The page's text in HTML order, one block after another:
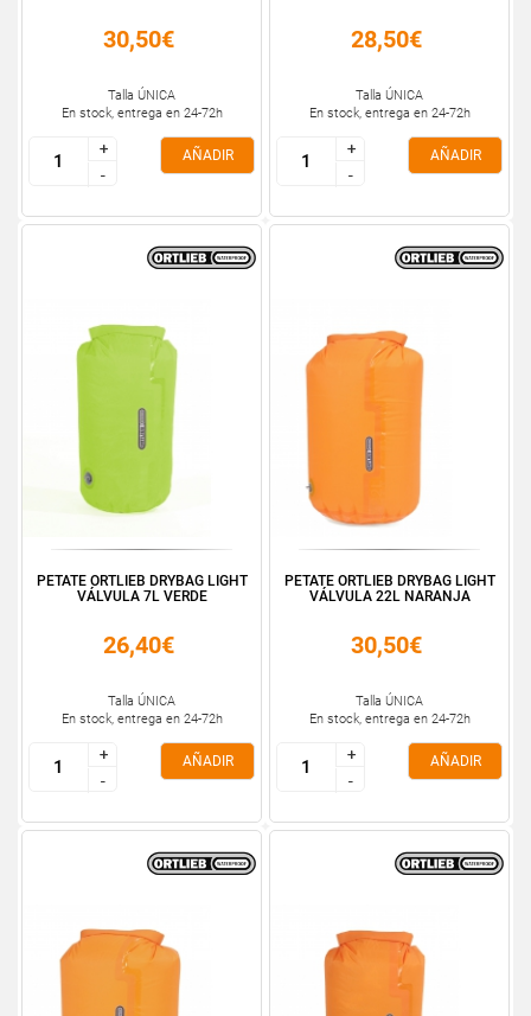
30,50€
Talla ÚNICA
En stock, entrega en 24-72h
+
-
+
-
AÑADIR
28,50€
Talla ÚNICA
En stock, entrega en 24-72h
+
-
+
-
AÑADIR
PETATE ORTLIEB DRYBAG LIGHT
VÁLVULA 7L VERDE
26,40€
Talla ÚNICA
En stock, entrega en 24-72h
+
-
+
-
AÑADIR
PETATE ORTLIEB DRYBAG LIGHT
VÁLVULA 22L NARANJA
30,50€
Talla ÚNICA
En stock, entrega en 24-72h
+
-
+
-
AÑADIR